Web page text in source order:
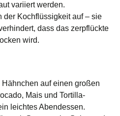
variiert werden.
der Kochflüssigkeit auf – sie
dass das zerpflückte
wird.
auf einen großen
Mais und Tortilla-
leichtes Abendessen.